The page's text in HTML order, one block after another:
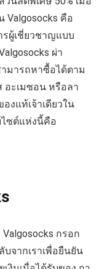
Valgosocks คือ
รผู้เชี่ยวชาญแบบ
ผ่า
ามารถหาซื้อได้ตาม
อะเมซอน หรือลา
งแท้เจ้าเดียวใน
ซต์แห่งนี้คือ
กรอก
จากเราเพื่อยืนยัน